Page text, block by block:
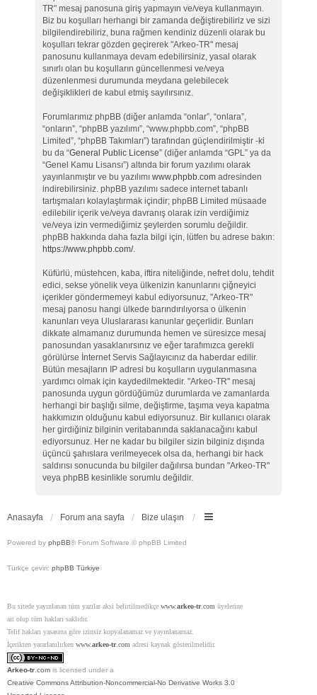
TR" mesaj panosuna giriş yapmayın ve/veya kullanmayın.
Biz bu koşulları herhangi bir zamanda değiştirebiliriz ve sizi
bilgilendirebiliriz, buna rağmen kendiniz düzenli olarak bu
koşulları tekrar gözden geçirerek "Arkeo-TR" mesaj
panosunu kullanmaya devam edebilirsiniz, yasal olarak
sınırlı olan bu koşulların güncellenmesi ve/veya
düzenlenmesi durumunda meydana gelebilecek
değişiklikleri de kabul etmiş sayılırsınız.
Forumlarımız phpBB (diğer anlamda “onlar”, “onlara”,
“onların”, “phpBB yazılımı”, “www.phpbb.com”, “phpBB
Limited”, “phpBB Takımları”) tarafından güçlendirilmiştir -ki
bu da “General Public License” (diğer anlamda “GPL” ya da
“Genel Kamu Lisansı”) altında bir forum yazılımı olarak
yayınlanmıştır ve bu yazılımı www.phpbb.comadresinden
indirebilirsiniz. phpBB yazılımı sadece internet tabanlı
tartışmaları kolaylaştırmak içindir; phpBB Limited müsaade
edilebilir içerik ve/veya davranış olarak izin verdiğimiz
ve/veya izin vermediğimiz şeylerden sorumlu değildir.
phpBB hakkında daha fazla bilgi için, lütfen bu adrese bakın:
https://www.phpbb.com/.
Küfürlü, müstehcen, kaba, iftira niteliğinde, nefret dolu, tehdit
edici, sekse yönelik veya ülkenizin kanunlarını çiğneyici
içerikler göndermemeyi kabul ediyorsunuz, "Arkeo-TR"
mesaj panosu hangi ülkede barındırılıyorsa o ülkenin
kanunları veya Uluslararası kanunlar geçerlidir. Bunları
dikkate almamanız durumunda hemen ve süresizce mesaj
panosundan yasaklanırsınız ve eğer tarafımızca gerekli
görülürse İnternet Servis Sağlayıcınız da haberdar edilir.
Bütün mesajların IP adresi bu koşulların uygulanmasına
yardımcı olmak için kaydedilmektedir. "Arkeo-TR" mesaj
panosunda uygun gördüğümüz durumlarda ve zamanlarda
herhangi bir başlığı silme, değiştirme, taşıma veya kapatma
hakkımızın olduğunu kabul ediyorsunuz. Bir kullanıcı olarak
her girdiğiniz bilginin veritabanında saklanacağını kabul
ediyorsunuz. Her ne kadar bu bilgiler sizin bilginiz dışında
üçüncü şahıslara verilmeyecek olsa da, herhangi bir hack
saldırısı sonucunda bu bilgiler dağılırsa bundan "Arkeo-TR"
veya phpBB kesinlikle sorumlu değildir.
Anasayfa Forum ana sayfa Bize ulaşın
Powered by phpBB® Forum Software © phpBB Limited
Türkçe çeviri: phpBB Türkiye
Bu sitede yayınlanan tüm yazılar aksi belirtilmedikçe www.arkeo-tr.com üyelerine
ait olup tüm hakları saklıdır.
Telif hakları yasasına göre izinsiz kopyalanamaz ve yayınlanamaz.
İçerikten yararlanılırken www.arkeo-tr.com adresi kaynak gösterilmelidir.
Arkeo-tr .com is licensed under a
Creative Commons Attribution-Noncommercial-No Derivative Works 3.0